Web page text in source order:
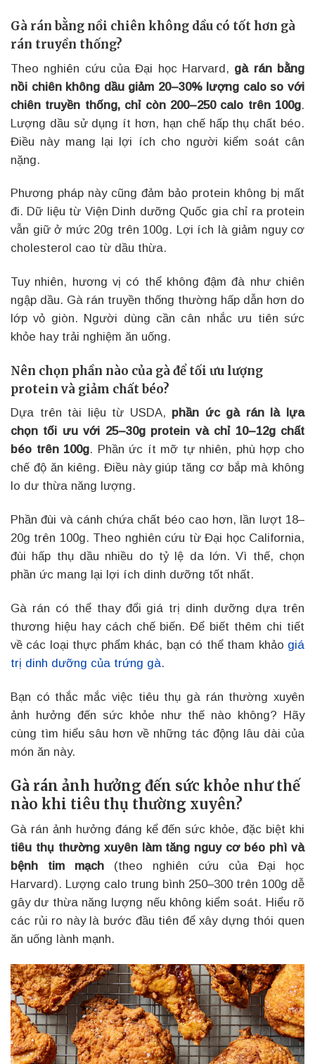
Gà rán bằng nồi chiên không dầu có tốt hơn gà
rán truyền thống?
Theo nghiên cứu của Đại học Harvard, gà rán bằng
nồi chiên không dầu giảm 20–30% lượng calo so với
chiên truyền thống, chỉ còn 200–250 calo trên 100g.
Lượng dầu sử dụng ít hơn, hạn chế hấp thụ chất béo.
Điều này mang lại lợi ích cho người kiểm soát cân
nặng.
Phương pháp này cũng đảm bảo protein không bị mất
đi. Dữ liệu từ Viện Dinh dưỡng Quốc gia chỉ ra protein
vẫn giữ ở mức 20g trên 100g. Lợi ích là giảm nguy cơ
cholesterol cao từ dầu thừa.
Tuy nhiên, hương vị có thể không đậm đà như chiên
ngập dầu. Gà rán truyền thống thường hấp dẫn hơn do
lớp vỏ giòn. Người dùng cần cân nhắc ưu tiên sức
khỏe hay trải nghiệm ăn uống.
Nên chọn phần nào của gà để tối ưu lượng
protein và giảm chất béo?
Dựa trên tài liệu từ USDA, phần ức gà rán là lựa
chọn tối ưu với 25–30g protein và chỉ 10–12g chất
béo trên 100g. Phần ức ít mỡ tự nhiên, phù hợp cho
chế độ ăn kiêng. Điều này giúp tăng cơ bắp mà không
lo dư thừa năng lượng.
Phần đùi và cánh chứa chất béo cao hơn, lần lượt 18–
20g trên 100g. Theo nghiên cứu từ Đại học California,
đùi hấp thụ dầu nhiều do tỷ lệ da lớn. Vì thế, chọn
phần ức mang lại lợi ích dinh dưỡng tốt nhất.
Gà rán có thể thay đổi giá trị dinh dưỡng dựa trên
thương hiệu hay cách chế biến. Để biết thêm chi tiết
về các loại thực phẩm khác, bạn có thể tham khảo giá
trị dinh dưỡng của trứng gà.
Bạn có thắc mắc việc tiêu thụ gà rán thường xuyên
ảnh hưởng đến sức khỏe như thế nào không? Hãy
cùng tìm hiểu sâu hơn về những tác động lâu dài của
món ăn này.
Gà rán ảnh hưởng đến sức khỏe như thế
nào khi tiêu thụ thường xuyên?
Gà rán ảnh hưởng đáng kể đến sức khỏe, đặc biệt khi
tiêu thụ thường xuyên làm tăng nguy cơ béo phì và
bệnh tim mạch (theo nghiên cứu của Đại học
Harvard). Lượng calo trung bình 250–300 trên 100g dễ
gây dư thừa năng lượng nếu không kiểm soát. Hiểu rõ
các rủi ro này là bước đầu tiên để xây dựng thói quen
ăn uống lành mạnh.